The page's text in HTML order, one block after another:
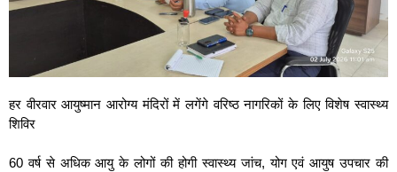
हर वीरवार आयुष्मान आरोग्य मंदिरों में लगेंगे वरिष्ठ नागरिकों के लिए विशेष स्वास्थ्य
शिविर
60 वर्ष से अधिक आयु के लोगों की होगी स्वास्थ्य जांच, योग एवं आयुष उपचार की